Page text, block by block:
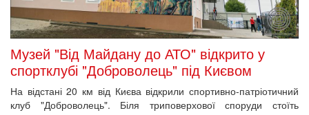
Музей "Від Майдану до АТО" відкрито у
спортклубі "Доброволець" під Києвом
На відстані 20 км від Києва відкрили спортивно-патріотичний
клуб "Доброволець". Біля триповерхової споруди стоїть